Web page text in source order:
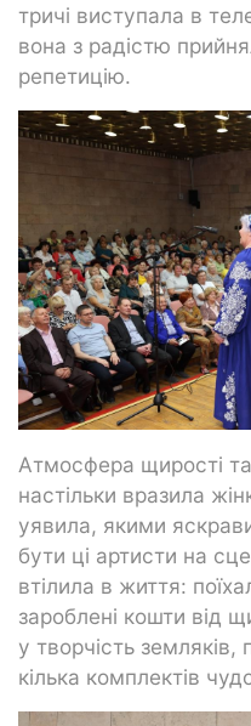
тричі виступала в
вона з радістю
репетицію.
Атмосфера щирості
настільки вразила
уявила, якими
бути ці артисти на
втілила в життя:
зароблені кошти від
у творчість
кілька комплектів